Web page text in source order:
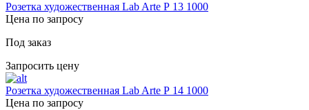
Розетка художественная Lab Arte Р 13 1000
Цена по запросу
Под заказ
Запросить цену
Розетка художественная Lab Arte Р 14 1000
Цена по запросу